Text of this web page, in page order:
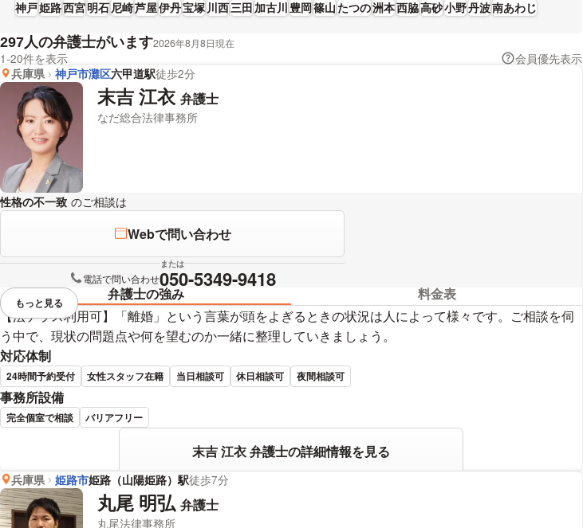
神戸姫路西宮明石尼崎芦屋伊丹宝塚 川西三田 加古川 豊岡篠山たつの洲本西脇高砂小野丹波南あわじ
297人の弁護士がいます2026年8月8日現在
1-20件を表示
会員優先表示
兵庫県
神戸市灘区六甲道駅徒歩2分
末吉 江衣 弁護士
なだ総合法律事務所
性格の不一致 のご相談は
Webで問い合わせ
または
電話で問い合わせ050-5349-9418
弁護士の強み
料金表
【法テラス利用可】「離婚」という言葉が頭をよぎるときの状況は人によって様々です。ご相談を伺
う中で、現状の問題点や何を望むのか一緒に整理していきましょう。
対応体制
24時間予約受付 女性スタッフ在籍 当日相談可 休日相談可 夜間相談可
事務所設備
完全個室で相談 バリアフリー
末吉 江衣 弁護士の詳細情報を見る
視覚的に省略されている要素を
もっと見る
兵庫県 姫路市姫路（山陽姫路）駅徒歩7分
丸尾 明弘 弁護士
丸尾法律事務所